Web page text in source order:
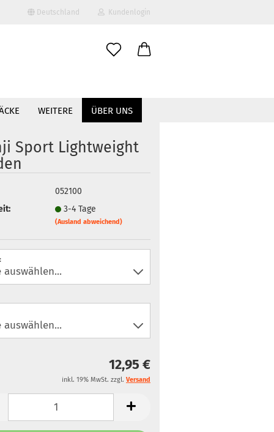
Deutschland Kundenlogin
vergessen?
ÜBER UNS
WEITERE
Sport Lightweight
052100
3-4 Tage
(Ausland abweichend)
12,95 €
inkl. 19% MwSt. zzgl. Versand